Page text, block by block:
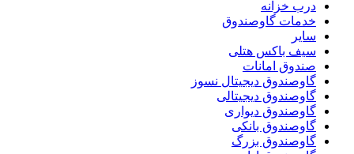
درب خزانه
خدمات گاوصندوق
سایر
سیف باکس هتلی
صندوق امانات
گاوصندوق دیجیتال نسوز
گاوصندوق دیجیتالی
گاوصندوق دیواری
گاوصندوق بانکی
گاوصندوق بزرگ